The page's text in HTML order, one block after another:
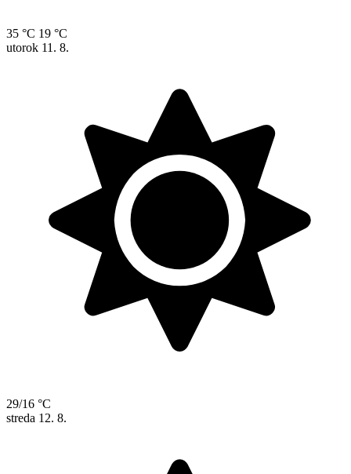
35 °C 19 °C
utorok 11. 8.
29/16 °C
streda 12. 8.